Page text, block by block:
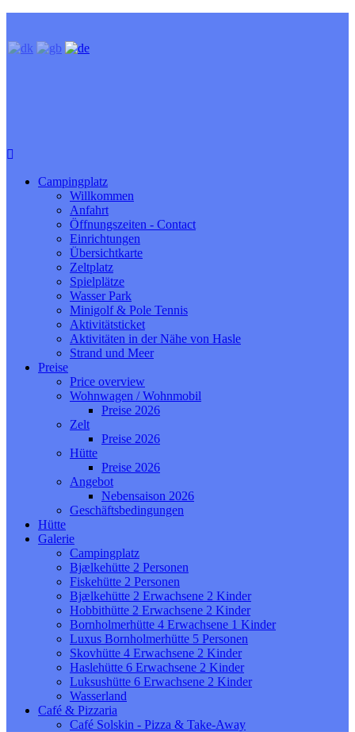
Campingplatz
Willkommen
Anfahrt
Öffnungszeiten - Contact
Einrichtungen
Übersichtkarte
Zeltplatz
Spielplätze
Wasser Park
Minigolf & Pole Tennis
Aktivitätsticket
Aktivitäten in der Nähe von Hasle
Strand und Meer
Preise
Price overview
Wohnwagen / Wohnmobil
Preise 2026
Zelt
Preise 2026
Hütte
Preise 2026
Angebot
Nebensaison 2026
Geschäftsbedingungen
Hütte
Galerie
Campingplatz
Bjælkehütte 2 Personen
Fiskehütte 2 Personen
Bjælkehütte 2 Erwachsene 2 Kinder
Hobbithütte 2 Erwachsene 2 Kinder
Bornholmerhütte 4 Erwachsene 1 Kinder
Luxus Bornholmerhütte 5 Personen
Skovhütte 4 Erwachsene 2 Kinder
Haslehütte 6 Erwachsene 2 Kinder
Luksushütte 6 Erwachsene 2 Kinder
Wasserland
Café & Pizzaria
Café Solskin - Pizza & Take-Away